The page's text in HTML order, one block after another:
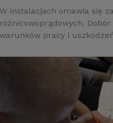
W instalacjach omawia się
różnicowoprądowych.
warunków pracy i